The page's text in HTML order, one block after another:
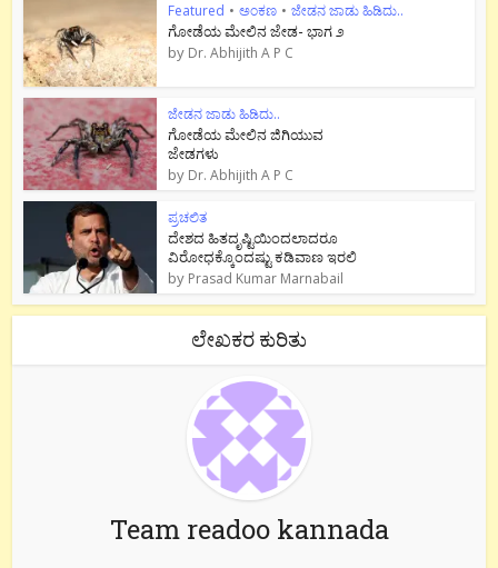
Featured • ಅಂಕಣ • ಜೇಡನ ಜಾಡು ಹಿಡಿದು..
ಗೋಡೆಯ ಮೇಲಿನ ಜೇಡ- ಭಾಗ ೨
by Dr. Abhijith A P C
ಜೇಡನ ಜಾಡು ಹಿಡಿದು..
ಗೋಡೆಯ ಮೇಲಿನ ಜಿಗಿಯುವ
ಜೇಡಗಳು
by Dr. Abhijith A P C
ಪ್ರಚಲಿತ
ದೇಶದ ಹಿತದೃಷ್ಟಿಯಿಂದಲಾದರೂ
ವಿರೋಧಕ್ಕೊಂದಷ್ಟು ಕಡಿವಾಣ ಇರಲಿ
by Prasad Kumar Marnabail
ಲೇಖಕರ ಕುರಿತು
Team readoo kannada